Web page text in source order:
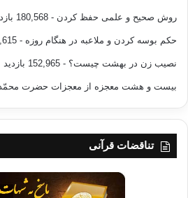
روش صحیح و علمی حفظ کردن - 180,568 بازدید
حکم بوسه کردن و ملاعبه در هنگام روزه - 173,615 بازدید
نصیب زن در بهشت چیست؟ - 152,965 بازدید
بیست و هشت معجزه از معجزات حضرت محمّد
تناقضات قرآنی